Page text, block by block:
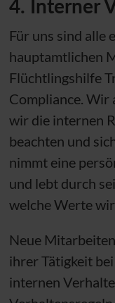
4. Interner
Für uns sind alle
hauptamtlichen
Flüchtlingshilfe
Compliance. Wir
wir die internen
beachten und
nimmt eine
und lebt durch
welche Werte
Neue
ihrer Tätigkeit
internen